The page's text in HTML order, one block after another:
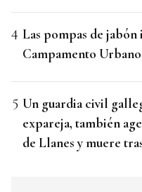
Las pompas de jabón
Campamento
Un guardia civil
expareja, también
de Llanes y muere